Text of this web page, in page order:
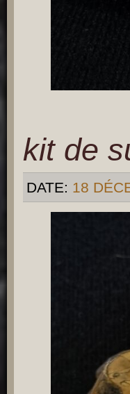
kit de
DATE: 18